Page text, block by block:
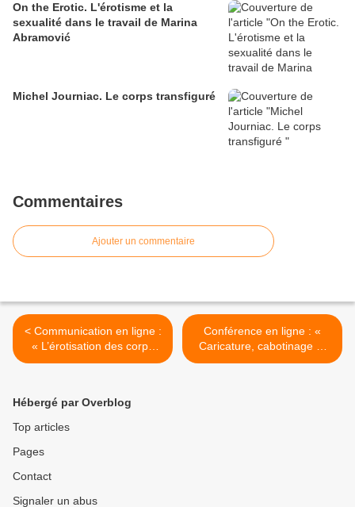
On the Erotic. L'érotisme et la
sexualité dans le travail de Marina
Abramović
Michel Journiac. Le corps transfiguré
Commentaires
Ajouter un commentaire
< Communication en ligne :
« L’érotisation des corps
jugés “hors norme” dans les
Conférence en ligne : «
Caricature, cabotinage et
“camping” sauvage » (J.-Y.
Hébergé par Overblog
Top articles
Pages
Contact
Signaler un abus